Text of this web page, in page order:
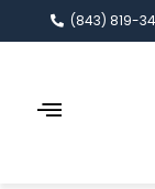
(843) 819-